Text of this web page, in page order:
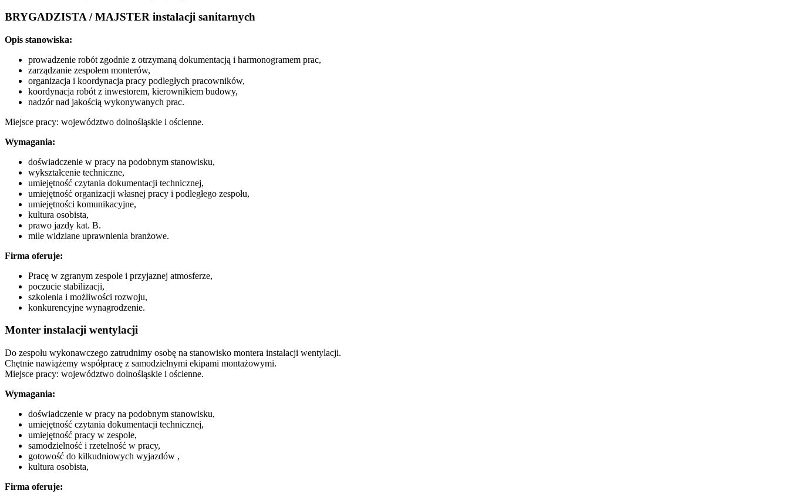
BRYGADZISTA / MAJSTER instalacji sanitarnych
Opis stanowiska:
prowadzenie robót zgodnie z otrzymaną dokumentacją i harmonogramem prac,
zarządzanie zespołem monterów,
organizacja i koordynacja pracy podległych pracowników,
koordynacja robót z inwestorem, kierownikiem budowy,
nadzór nad jakością wykonywanych prac.
Miejsce pracy: województwo dolnośląskie i ościenne.
Wymagania:
doświadczenie w pracy na podobnym stanowisku,
wykształcenie techniczne,
umiejętność czytania dokumentacji technicznej,
umiejętność organizacji własnej pracy i podległego zespołu,
umiejętności komunikacyjne,
kultura osobista,
prawo jazdy kat. B.
mile widziane uprawnienia branżowe.
Firma oferuje:
Pracę w zgranym zespole i przyjaznej atmosferze,
poczucie stabilizacji,
szkolenia i możliwości rozwoju,
konkurencyjne wynagrodzenie.
Monter instalacji wentylacji
Do zespołu wykonawczego zatrudnimy osobę na stanowisko montera instalacji wentylacji.
Chętnie nawiążemy współpracę z samodzielnymi ekipami montażowymi.
Miejsce pracy: województwo dolnośląskie i ościenne.
Wymagania:
doświadczenie w pracy na podobnym stanowisku,
umiejętność czytania dokumentacji technicznej,
umiejętność pracy w zespole,
samodzielność i rzetelność w pracy,
gotowość do kilkudniowych wyjazdów ,
kultura osobista,
Firma oferuje: